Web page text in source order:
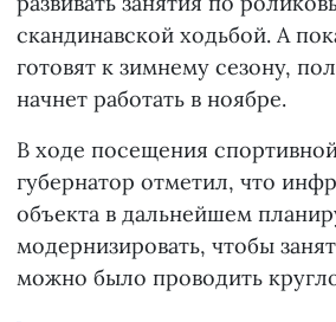
скандинавской ходьбой. А
готовят к зимнему сезону,
начнет работать в ноябре.
В ходе посещения
губернатор отметил, что
объекта в дальнейшем
модернизировать, чтобы
можно было проводить